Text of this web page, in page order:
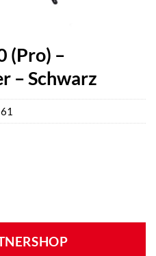
(Pro) –
– Schwarz